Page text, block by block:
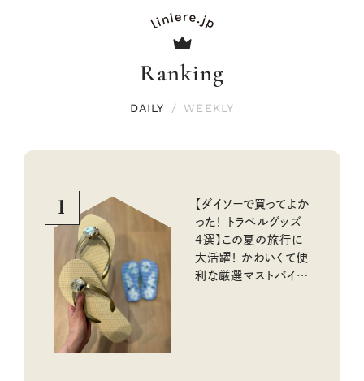
Ranking
DAILY / WEEKLY
1
【ダイソーで買ってよか
った！ トラベルグッズ
4選】この夏の旅行に
大活躍！ かわいくて便
利な厳選マストバイア